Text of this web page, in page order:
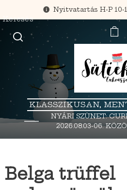
Nyitvatartás H-P 10-
KLASSZIKUSAN,
NYÁRI SZÜNET:
2026.08.03-06.
Keresés
Belga trüffel